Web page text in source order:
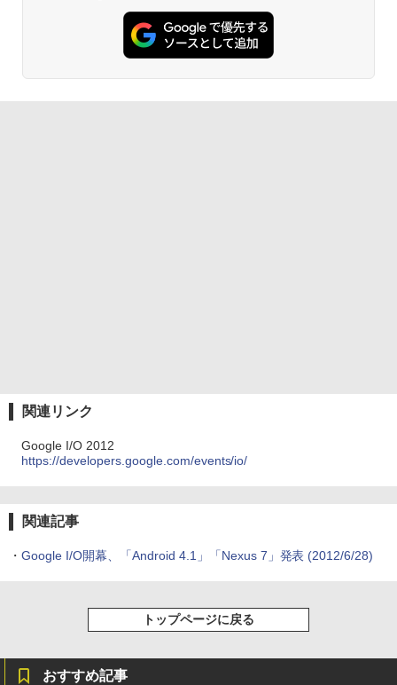
関連リンク
Google I/O 2012
https://developers.google.com/events/io/
関連記事
・ Google I/O開幕、「Android 4.1」「Nexus 7」発表 (2012/6/28)
トップページに戻る
おすすめ記事